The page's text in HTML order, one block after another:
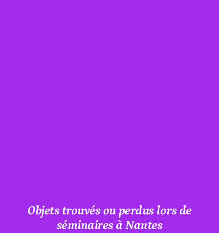
Objets trouvés ou perdus lors de
séminaires à Nantes